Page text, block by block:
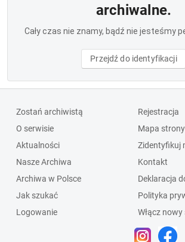
archiwalne.
Cały czas nie znamy, bądź nie jesteśmy
Przejdź do identyfikacji
Zostań archiwistą
O serwisie
Aktualności
Nasze Archiwa
Archiwa w Polsce
Jak szukać
Logowanie
Rejestracja
Mapa strony
Zidentyfikuj
Kontakt
Deklaracja
Polityka
Włącz nowy